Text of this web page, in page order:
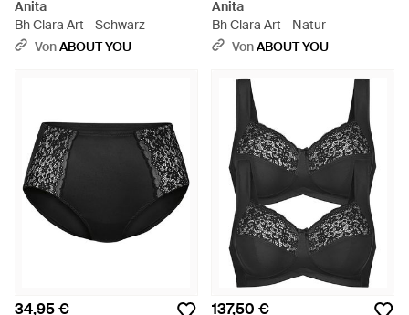
Anita
Bh Clara Art - Schwarz
VonABOUT YOU
Anita
Bh Clara Art - Natur
VonABOUT YOU
34,95 € 137,50 €